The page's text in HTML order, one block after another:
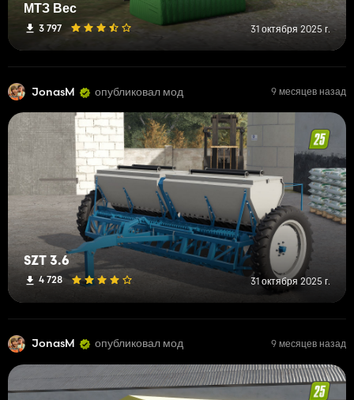
МТЗ Вес
3 797 31 октября 2025 г.
JonasM опубликовал мод 9 месяцев назад
SZT 3.6
4 728 31 октября 2025 г.
JonasM опубликовал мод 9 месяцев назад